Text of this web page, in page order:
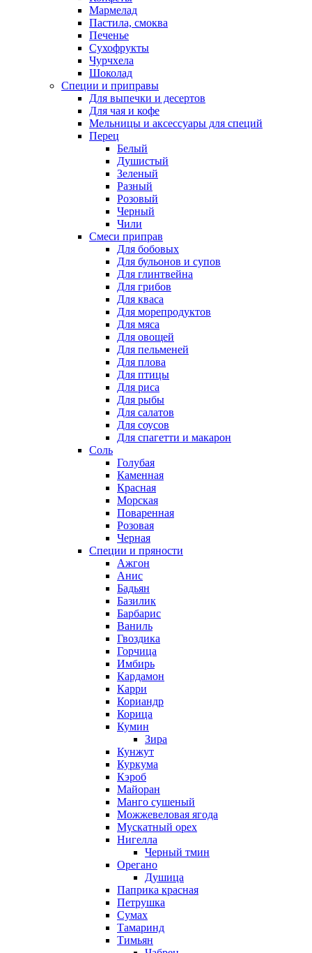
Мармелад
Пастила, смоква
Печенье
Сухофрукты
Чурчхела
Шоколад
Специи и приправы
Для выпечки и десертов
Для чая и кофе
Мельницы и аксессуары для специй
Перец
Белый
Душистый
Зеленый
Разный
Розовый
Черный
Чили
Смеси приправ
Для бобовых
Для бульонов и супов
Для глинтвейна
Для грибов
Для кваса
Для морепродуктов
Для мяса
Для овощей
Для пельменей
Для плова
Для птицы
Для риса
Для рыбы
Для салатов
Для соусов
Для спагетти и макарон
Соль
Голубая
Каменная
Красная
Морская
Поваренная
Розовая
Черная
Специи и пряности
Ажгон
Анис
Бадьян
Базилик
Барбарис
Ваниль
Гвоздика
Горчица
Имбирь
Кардамон
Карри
Кориандр
Корица
Кумин
Зира
Кунжут
Куркума
Кэроб
Майоран
Манго сушеный
Можжевеловая ягода
Мускатный орех
Нигелла
Черный тмин
Орегано
Душица
Паприка красная
Петрушка
Сумах
Тамаринд
Тимьян